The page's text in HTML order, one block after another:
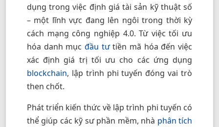
dụng trong việc định giá tài sản kỹ thuật số
– một lĩnh vực đang lên ngôi trong thời kỳ
cách mạng công nghiệp 4.0. Từ việc tối ưu
hóa danh mục đầu tưtiền mã hóa đến việc
xác định giá trị tối ưu cho các ứng dụng
blockchain, lập trình phi tuyến đóng vai trò
then chốt.
Phát triển kiến thức về lập trình phi tuyến có
thể giúp các kỹ sư phần mềm, nhà phân tích